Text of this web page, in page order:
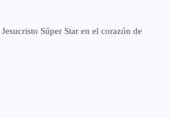
Súper Star en el corazón de